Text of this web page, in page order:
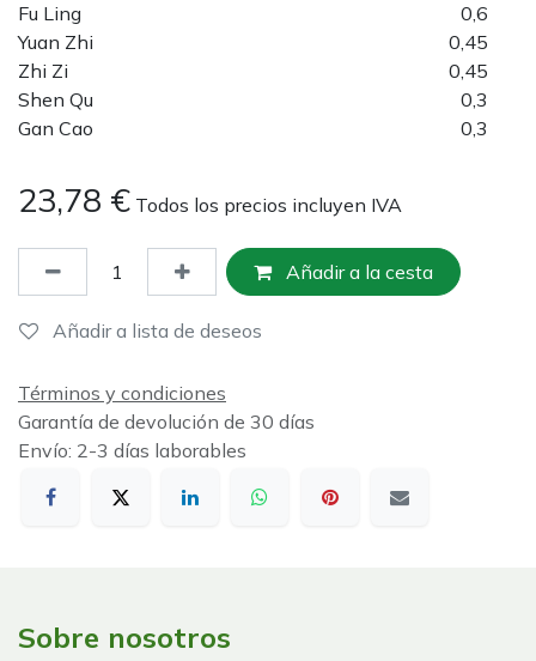
Fu Ling
0,6
Yuan Zhi
0,45
Zhi Zi
0,45
Shen Qu
0,3
Gan Cao
0,3
23,78 € Todos los precios incluyen IVA
Añadir a la cesta
Añadir a lista de deseos
Términos y condiciones
Garantía de devolución de 30 días
Envío: 2-3 días laborables
Sobre nosotros